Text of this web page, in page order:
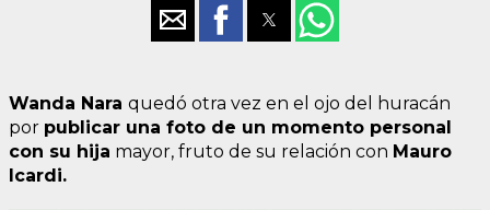
Wanda Nara quedó otra vez en el ojo del huracán
por publicar una foto de un momento personal
con su hija mayor, fruto de su relación con Mauro
Icardi.